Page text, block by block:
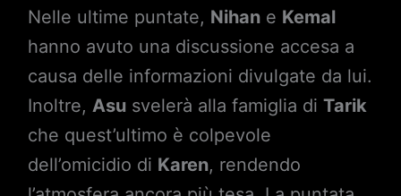
Nelle ultime puntate, Nihane Kemal
hanno avuto una discussione accesa a
causa delle informazioni divulgate da lui.
Inoltre, Asusvelerà alla famiglia di Tarik
che quest’ultimo è colpevole
dell’omicidio di Karen, rendendo